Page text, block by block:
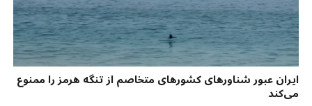
ایران عبور شناورهای کشورهای متخاصم از تنگه هرمز را ممنوع
می‌کند